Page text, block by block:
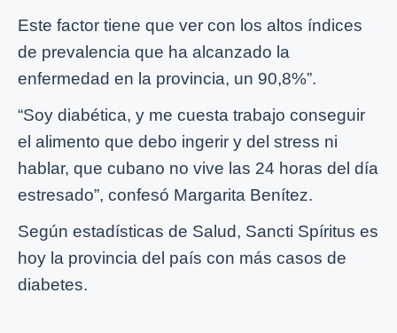
Este factor tiene que ver con los altos índices
de prevalencia que ha alcanzado la
enfermedad en la provincia, un 90,8%”.
“Soy diabética, y me cuesta trabajo conseguir
el alimento que debo ingerir y del stress ni
hablar, que cubano no vive las 24 horas del día
estresado”, confesó Margarita Benítez.
Según estadísticas de Salud, Sancti Spíritus es
hoy la provincia del país con más casos de
diabetes.